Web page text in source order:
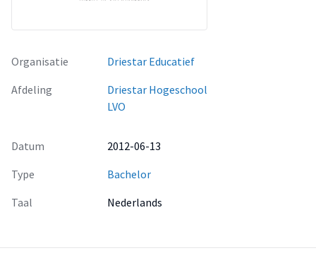
Organisatie
Driestar Educatief
Afdeling
Driestar Hogeschool
LVO
Datum
2012-06-13
Type
Bachelor
Taal
Nederlands